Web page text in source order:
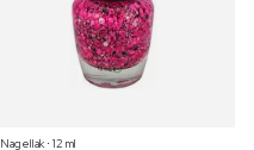
Nagellak ⋅ 12 ml